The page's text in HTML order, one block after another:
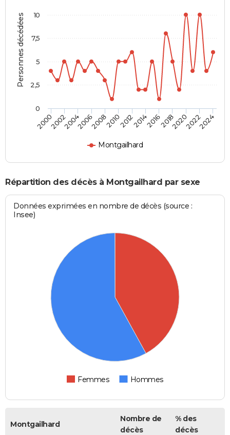
Personnes décédées
Montgailhard
2000200220042006200820102012201420162018202020222024
0
2,5
5
7,5
10
Répartition des décès à Montgailhard par sexe
Données exprimées en nombre de décès (source :
Insee)
Femmes Hommes
Montgailhard
Nombre de
décès
% des
décès